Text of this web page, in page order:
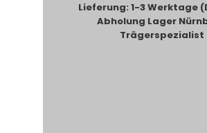
Lieferung: 1-3 Werktage
Abholung Lager
Trägerspezialist